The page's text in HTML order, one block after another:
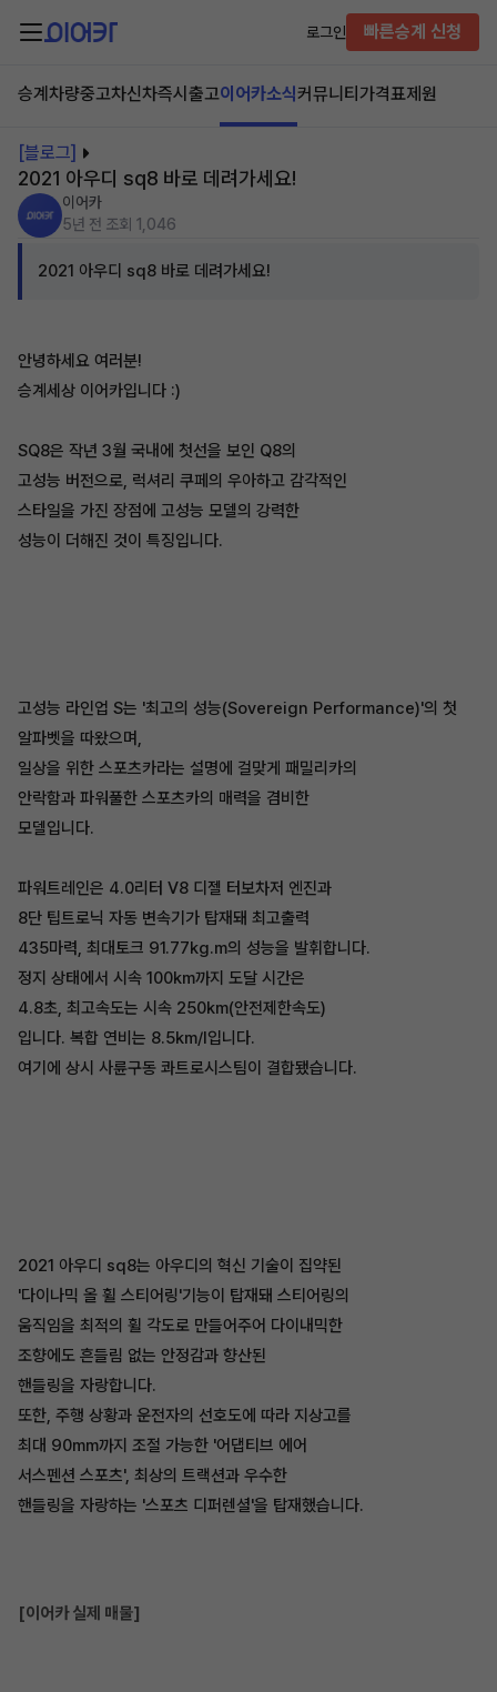
로그인 빠른승계 신청
승계차량중고차신차즉시출고이어카소식커뮤니티 가격표제원
[블로그]
2021 아우디 sq8 바로 데려가세요!
이어카
5년 전 조회 1,046
2021 아우디 sq8 바로 데려가세요!
안녕하세요 여러분!
승계세상 이어카입니다 :)
SQ8은 작년 3월 국내에 첫선을 보인 Q8의
고성능 버전으로, 럭셔리 쿠페의 우아하고 감각적인
스타일을 가진 장점에 고성능 모델의 강력한
성능이 더해진 것이 특징입니다.
고성능 라인업 S는 '최고의 성능(Sovereign Performance)'의 첫
알파벳을 따왔으며,
일상을 위한 스포츠카라는 설명에 걸맞게 패밀리카의
안락함과 파워풀한 스포츠카의 매력을 겸비한
모델입니다.
파워트레인은 4.0리터 V8 디젤 터보차저 엔진과
8단 팁트로닉 자동 변속기가 탑재돼 최고출력
435마력, 최대토크 91.77kg.m의 성능을 발휘합니다.
정지 상태에서 시속 100km까지 도달 시간은
4.8초, 최고속도는 시속 250km(안전제한속도)
입니다. 복합 연비는 8.5km/I입니다.
여기에 상시 사륜구동 콰트로시스팀이 결합됐습니다.
2021 아우디 sq8는 아우디의 혁신 기술이 집약된
'다이나믹 올 휠 스티어링'기능이 탑재돼 스티어링의
움직임을 최적의 휠 각도로 만들어주어 다이내믹한
조향에도 흔들림 없는 안정감과 향산된
핸들링을 자랑합니다.
또한, 주행 상황과 운전자의 선호도에 따라 지상고를
최대 90mm까지 조절 가능한 '어댑티브 에어
서스펜션 스포츠', 최상의 트랙션과 우수한
핸들링을 자랑하는 '스포츠 디퍼렌셜'을 탑재했습니다.
[이어카 실제 매물]